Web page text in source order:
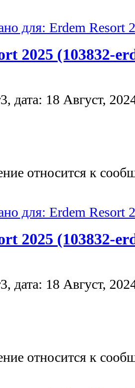
для: Erdem Resort
2025 (103832-
дата: 18 Август,
относится к
для: Erdem Resort
2025 (103832-
дата: 18 Август,
относится к